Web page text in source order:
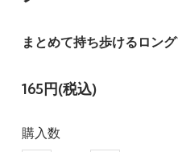
まとめて持ち歩けるロン
165円(税込)
購入数